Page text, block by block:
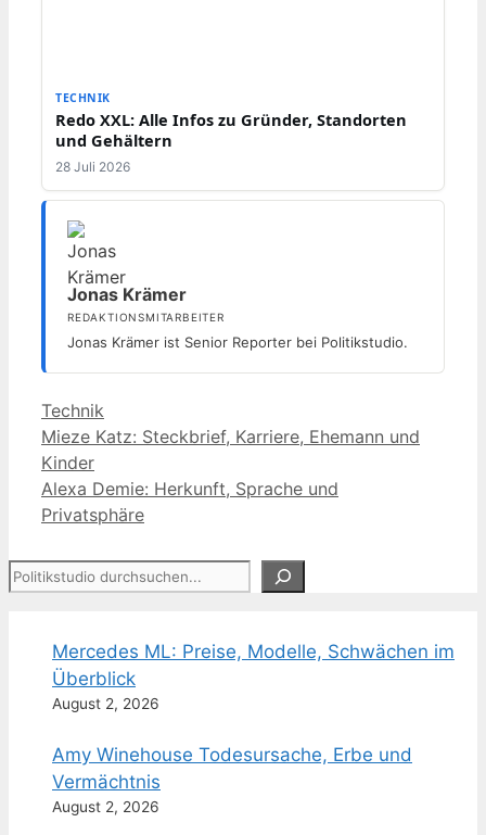
TECHNIK
Redo XXL: Alle Infos zu Gründer, Standorten
und Gehältern
28 Juli 2026
Jonas Krämer
REDAKTIONSMITARBEITER
Jonas Krämer ist Senior Reporter bei Politikstudio.
Kategorien
Technik
Mieze Katz: Steckbrief, Karriere, Ehemann und
Kinder
Alexa Demie: Herkunft, Sprache und
Privatsphäre
Suchen
Mercedes ML: Preise, Modelle, Schwächen im
Überblick
August 2, 2026
Amy Winehouse Todesursache, Erbe und
Vermächtnis
August 2, 2026